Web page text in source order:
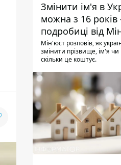
Змінити ім'я в
можна з 16 років
подробиці від
Мін'юст розповів, як
змінити прізвище, ім'я чи
скільки це коштує.